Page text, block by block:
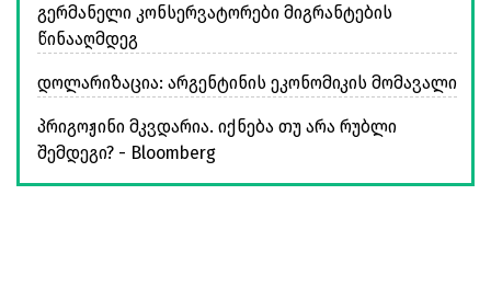
გერმანელი კონსერვატორები მიგრანტების
წინააღმდეგ
დოლარიზაცია: არგენტინის ეკონომიკის მომავალი
პრიგოჟინი მკვდარია. იქნება თუ არა რუბლი
შემდეგი? - Bloomberg